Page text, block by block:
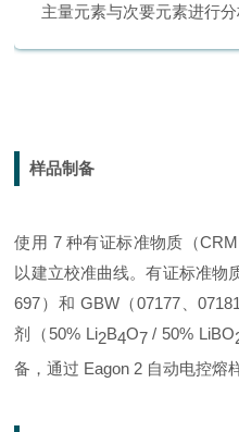
主量元素与次要元素进行分
样品制备
使用 7 种有证标准物质（
以建立校准曲线。有证标准物
697）和 GBW（07177、
剂
（50% Li2B4O7/ 50% LiBO
备，通过 Eagon 2 自动电控熔